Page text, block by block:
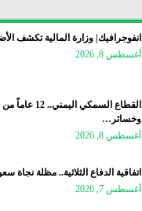
انفوجرافيك| وزارة المالية تكشف
أغسطس 8, 2026
القطاع السمكي
وخسائر…
أغسطس 8, 2026
اتفاقية الدفاع الثلاثية.. مظلة نجاة
أغسطس 7, 2026